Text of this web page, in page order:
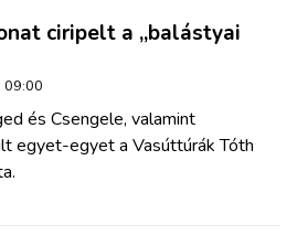
ciripelt a „balástyai
09:00
és Csengele, valamint
egyet-egyet a Vasúttúrák Tóth